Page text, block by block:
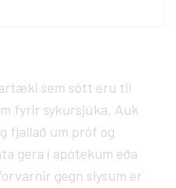
sem sótt eru til
fyrir sykursjúka. Auk
fjallað um próf og
gera í apótekum eða
gegn slysum er